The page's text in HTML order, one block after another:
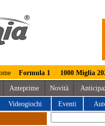
Formula 1 1000 Miglia
Anteprime Novità
Videogiochi Eventi